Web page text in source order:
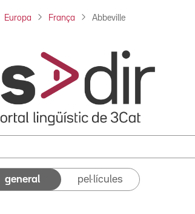
Europa França Abbeville
general pel·lícules